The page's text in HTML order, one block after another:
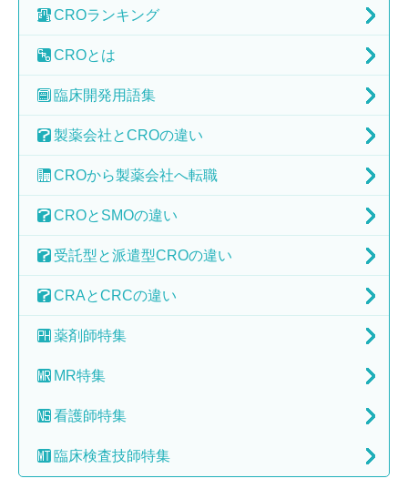
CROランキング
CROとは
臨床開発用語集
製薬会社とCROの違い
CROから製薬会社へ転職
CROとSMOの違い
受託型と派遣型CROの違い
CRAとCRCの違い
薬剤師特集
MR特集
看護師特集
臨床検査技師特集